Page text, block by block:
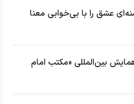
عشق را با بی‌خوابی معنا
بین‌المللی «مکتب امام